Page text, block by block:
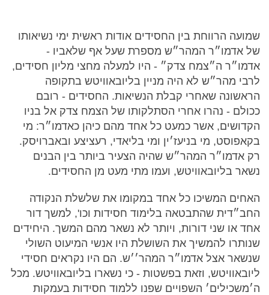
שמועה הרווחת בין החסידים אודות ראשית ימי נשיאותו
של אדמו״ר המהר״ש מספרת שעל אף שלאביו -
אדמו״ר ה״צמח צדק״ - היו למעלה מחצי מליון חסידים,
לרבי מהר״ש לא היה מניין בליובאוויטש בתקופה
הראשונה שאחרי קבלת הנשיאות. החסידים - רובם
ככולם - נהרו אחרי הסתלקותו של הצמח צדק אל בניו
הקדושים, אשר כמעט כל אחד מהם כיהן כאדמו״ר: מי
בקאפוסט, מי בניעז׳ין ומי בליאדי, רעציצע ובאברויסק.
רק אדמו״ר המהר״ש שהיה הצעיר ביותר בין הבנים
נשאר בליובאוויטש, ועמו מתי מעט מן החסידים.
האחים המשיכו כל אחד במקומו את שלשלת הנקודה
החב״דית שהתבטאה בלימוד חסידות וכו', למשך דור
אחד או שני דורות, ויותר לא נשאר מהם המשך. היחידים
שנותרו להמשיך את השושלת היו אנשי המיעוט השולי
שנשאר אצל אדמו״ר המהר׳׳ש. הם היו נקראים חסידי
ליובאוויטש, וזאת בפשטות - כי נשארו בליובאוויטש. מכל
ה׳משכילים׳ השפויים שפנו ללמוד חסידות בעמקות